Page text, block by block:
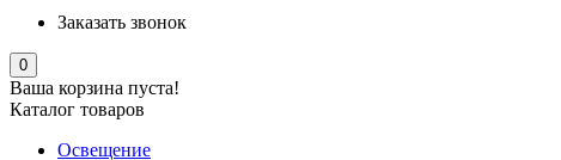
Заказать звонок
0
Ваша корзина пуста!
Каталог товаров
Освещение